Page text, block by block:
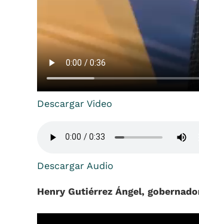
Descargar Video
Descargar Audio
Henry Gutiérrez Ángel,